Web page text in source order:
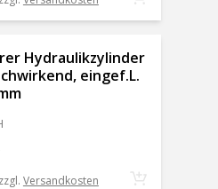
Hydraulikzylinder
eingef.L.
Versandkosten